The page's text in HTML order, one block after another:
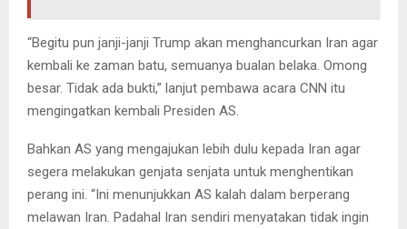
“Begitu pun janji-janji Trump akan menghancurkan Iran agar
kembali ke zaman batu, semuanya bualan belaka. Omong
besar. Tidak ada bukti,” lanjut pembawa acara CNN itu
mengingatkan kembali Presiden AS.
Bahkan AS yang mengajukan lebih dulu kepada Iran agar
segera melakukan genjata senjata untuk menghentikan
perang ini. “Ini menunjukkan AS kalah dalam berperang
melawan Iran. Padahal Iran sendiri menyatakan tidak ingin